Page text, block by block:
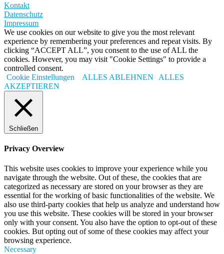
Kontakt
Datenschutz
Impressum
We use cookies on our website to give you the most relevant
experience by remembering your preferences and repeat visits. By
clicking “ACCEPT ALL”, you consent to the use of ALL the
cookies. However, you may visit "Cookie Settings" to provide a
controlled consent.
Cookie Einstellungen
ALLES ABLEHNEN
ALLES
AKZEPTIEREN
Schließen
Privacy Overview
This website uses cookies to improve your experience while you
navigate through the website. Out of these, the cookies that are
categorized as necessary are stored on your browser as they are
essential for the working of basic functionalities of the website. We
also use third-party cookies that help us analyze and understand how
you use this website. These cookies will be stored in your browser
only with your consent. You also have the option to opt-out of these
cookies. But opting out of some of these cookies may affect your
browsing experience.
Necessary